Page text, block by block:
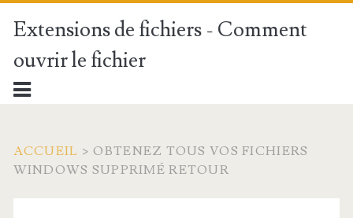
Extensions de fichiers - Comment
ouvrir le fichier
ACCUEIL > OBTENEZ TOUS VOS FICHIERS
WINDOWS SUPPRIMÉ RETOUR